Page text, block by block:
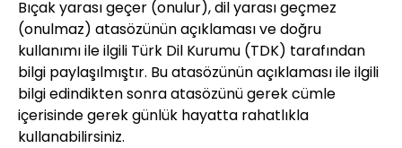
Bıçak yarası geçer (onulur), dil yarası geçmez
(onulmaz) atasözünün açıklaması ve doğru
kullanımı ile ilgili Türk Dil Kurumu (TDK) tarafından
bilgi paylaşılmıştır. Bu atasözünün açıklaması ile ilgili
bilgi edindikten sonra atasözünü gerek cümle
içerisinde gerek günlük hayatta rahatlıkla
kullanabilirsiniz.